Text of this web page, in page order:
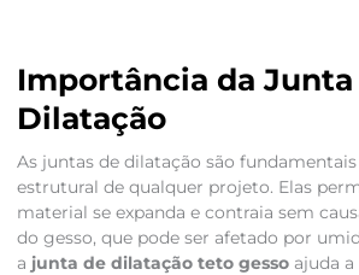
Importância da Junta
Dilatação
As juntas de dilatação são
estrutural de qualquer projeto. Elas
material se expanda e contraia sem
do gesso, que pode ser afetado por
a junta de dilatação teto gessoajuda a